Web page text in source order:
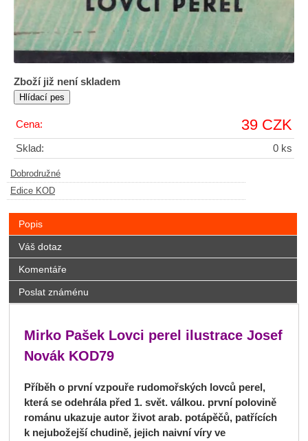
Zboží již není skladem
Cena: 39 CZK
Sklad: 0 ks
Dobrodružné
Edice KOD
Popis
Váš dotaz
Komentáře
Poslat známénu
Mirko Pašek Lovci perel ilustrace Josef
Novák KOD79
Příběh o první vzpouře rudomořských lovců perel,
která se odehrála před 1. svět. válkou. první polovině
románu ukazuje autor život arab. potápěčů, patřících
k nejubožejší chudině, jejich naivní víry ve